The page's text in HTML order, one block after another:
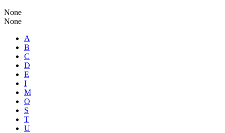
None
None
A
B
C
D
E
I
M
O
S
T
U